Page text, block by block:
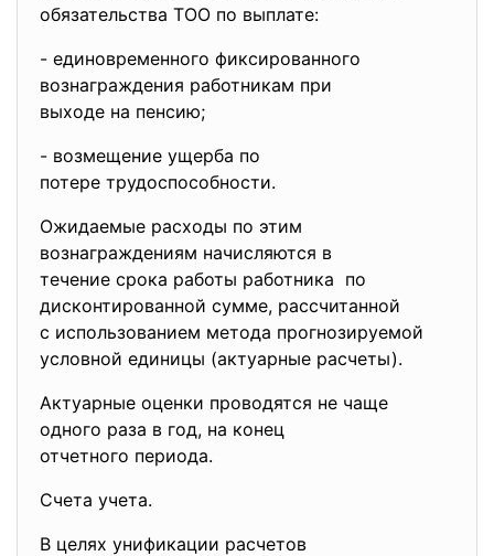
обязательства ТОО по выплате:
- единовременного фиксированного
вознаграждения работникам при
выходе на пенсию;
- возмещение ущерба по
потере трудоспособности.
Ожидаемые расходы по этим
вознаграждениям начисляются в
течение срока работы работника по
дисконтированной сумме, рассчитанной
с использованием метода прогнозируемой
условной единицы (актуарные расчеты).
Актуарные оценки проводятся не чаще
одного раза в год, на конец
отчетного периода.
Счета учета.
В целях унификации расчетов